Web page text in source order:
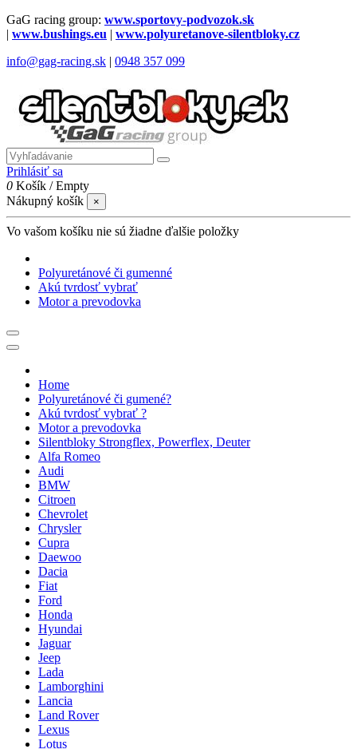
GaG racing group: www.sportovy-podvozok.sk
| www.bushings.eu | www.polyuretanove-silentbloky.cz
info@gag-racing.sk | 0948 357 099
Prihlásiť sa
0 Košík /Empty
Nákupný košík
×
Vo vašom košíku nie sú žiadne ďalšie položky
Polyuretánové či gumenné
Akú tvrdosť vybrať
Motor a prevodovka
Home
Polyuretánové či gumené?
Akú tvrdosť vybrať ?
Motor a prevodovka
Silentbloky Strongflex, Powerflex, Deuter
Alfa Romeo
Audi
BMW
Citroen
Chevrolet
Chrysler
Cupra
Daewoo
Dacia
Fiat
Ford
Honda
Hyundai
Jaguar
Jeep
Lada
Lamborghini
Lancia
Land Rover
Lexus
Lotus